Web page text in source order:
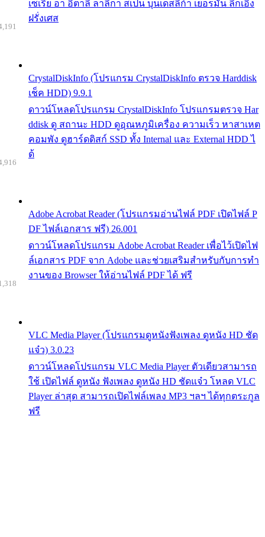
เซเรีย อา อิตาลี ลาลีกา สเปน บุนเดสลีก้า เยอรมัน ลีกเอิง
ฝรั่งเศส
CrystalDiskInfo (โปรแกรม CrystalDiskInfo ตรวจ Harddisk
เช็ค HDD) 9.9.1
ดาวน์โหลดโปรแกรม CrystalDiskInfo โปรแกรมตรวจ Har
ddisk ดู สถานะ HDD ดูอุณหภูมิเครื่อง ความเร็ว หาสาเหต
คอมพัง ดูฮาร์ดดิสก์ SSD ทั้ง Internal และ External HDD ไ
ด้
Adobe Acrobat Reader (โปรแกรมอ่านไฟล์ PDF เปิดไฟล์ P
DF ไฟล์เอกสาร ฟรี) 26.001
ดาวน์โหลดโปรแกรม Adobe Acrobat Reader เพื่อไว้เปิดไฟ
ล์เอกสาร PDF จาก Adobe และช่วยเสริมสำหรับกับการทำ
งานของ Browser ให้อ่านไฟล์ PDF ได้ ฟรี
VLC Media Player (โปรแกรมดูหนังฟังเพลง ดูหนัง HD ชัด
แจ๋ว) 3.0.23
ดาวน์โหลดโปรแกรม VLC Media Player ตัวเดียวสามารถ
ใช้ เปิดไฟล์ ดูหนัง ฟังเพลง ดูหนัง HD ชัดแจ๋ว โหลด VLC
Player ล่าสุด สามารถเปิดไฟล์เพลง MP3 ฯลฯ ได้ทุกตระกูล
ฟรี